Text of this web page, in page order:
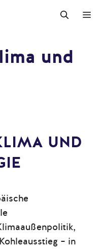
und
UND
– in